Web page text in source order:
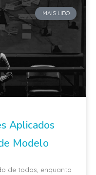
MAIS LIDO
Aplicados
Modelo
de todos, enquanto